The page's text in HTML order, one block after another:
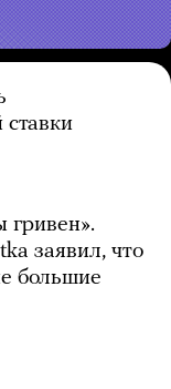
заявил, что
большие